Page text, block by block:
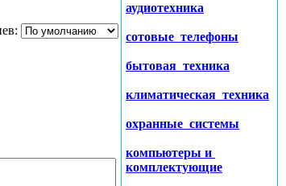
аудиотехника
сотовые телефоны
бытовая техника
климатическая техника
охранные системы
компьютеры и
комплектующие